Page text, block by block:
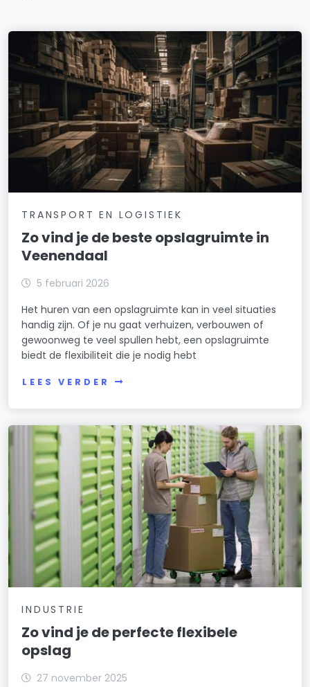
TRANSPORT EN LOGISTIEK
Zo vind je de beste opslagruimte in
Veenendaal
5 februari 2026
Het huren van een opslagruimte kan in veel situaties
handig zijn. Of je nu gaat verhuizen, verbouwen of
gewoonweg te veel spullen hebt, een opslagruimte
biedt de flexibiliteit die je nodig hebt
LEES VERDER
INDUSTRIE
Zo vind je de perfecte flexibele
opslag
27 november 2025